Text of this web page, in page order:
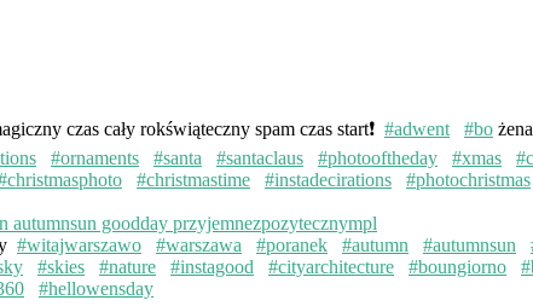
czas cały rokświąteczny spam czas start❗️ #adwent #bo
#ornaments #santa #santaclaus #photooftheday #xmas
#christmastime #instadecirations #photochristmas
#witajwarszawo #warszawa #poranek #autumn #autumnsun
#skies #nature #instagood #cityarchitecture #boungiorno
#hellowensday